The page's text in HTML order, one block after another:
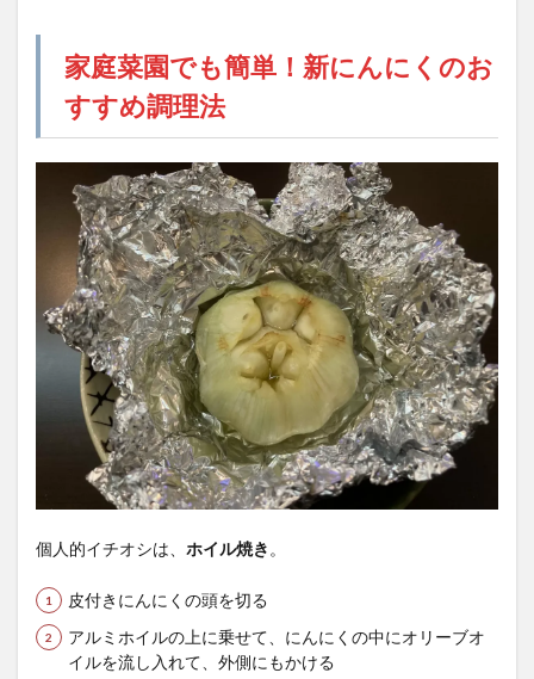
家庭菜園でも簡単！新にんにくのお
すすめ調理法
個人的イチオシは、 ホイル焼き 。
皮付きにんにくの頭を切る
アルミホイルの上に乗せて、にんにくの中にオリーブオ
イルを流し入れて、外側にもかける